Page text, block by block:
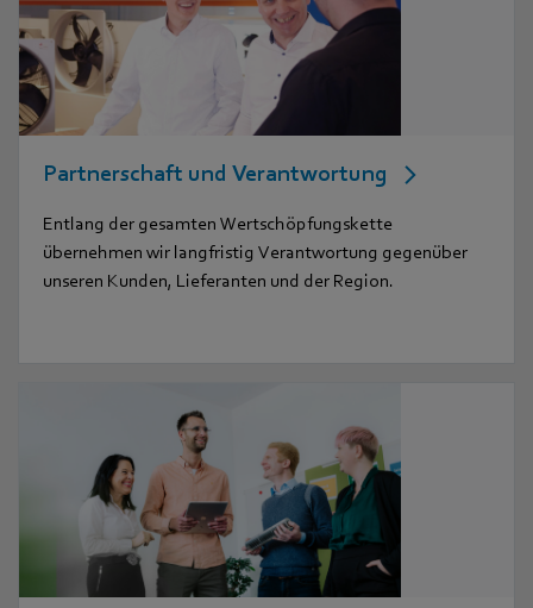
Partnerschaft und Verantwortung
Entlang der gesamten Wertschöpfungskette
übernehmen wir langfristig Verantwortung gegenüber
unseren Kunden, Lieferanten und der Region.